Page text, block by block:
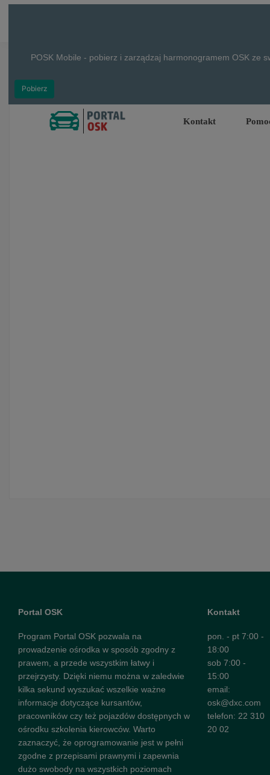
POSK Mobile - pobierz i zarządzaj harmonogramem OSK ze
Pobierz
Kontakt
Portal OSK
Program Portal OSK pozwala na
prowadzenie ośrodka w sposób zgodny z
prawem, a przede wszystkim łatwy i
przejrzysty. Dzięki niemu można w zaledwie
kilka sekund wyszukać wszelkie ważne
informacje dotyczące kursantów,
pracowników czy też pojazdów dostępnych w
ośrodku szkolenia kierowców. Warto
zaznaczyć, że oprogramowanie jest w pełni
zgodne z przepisami prawnymi i zapewnia
dużo swobody na wszystkich poziomach
Kontakt
pon. - pt 7:00 -
18:00
sob 7:00 -
15:00
email:
osk@dxc.com
telefon:22 310
20 02